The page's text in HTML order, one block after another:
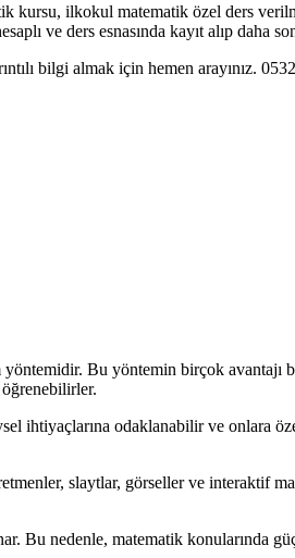
kursu, ilkokul matematik özel ders
ve ders esnasında kayıt alıp daha
bilgi almak için hemen arayınız.
Bu yöntemin birçok avantajı
ihtiyaçlarına odaklanabilir ve onlara
slaytlar, görseller ve interaktif
Bu nedenle, matematik konularında